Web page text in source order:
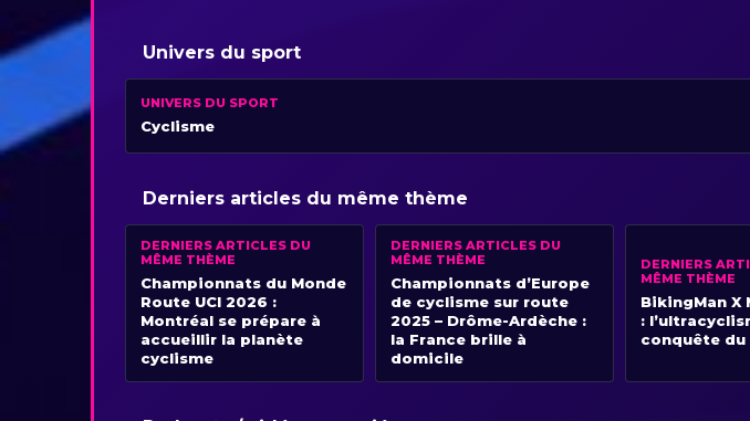
Univers du sport
UNIVERS DU SPORT
Cyclisme
Derniers articles du même thème
DERNIERS ARTICLES DU
MÊME THÈME
Championnats du Monde
Route UCI 2026 :
Montréal se prépare à
accueillir la planète
cyclisme
DERNIERS ARTICLES DU
MÊME THÈME
Championnats d’Europe
de cyclisme sur route
2025 – Drôme-Ardèche :
la France brille à
domicile
DERNIERS
MÊME THÈME
BikingMan X
:
conquête du